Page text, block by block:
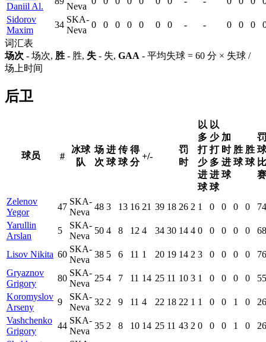
Daniil Al.
Neva
Sidorov
Maxim
34
SKA-
Neva
0 0 0 0 0 0 0 - - 0 0 0
词汇表
场次 - 场次, 胜 - 胜, 失 - 失, GAA - 平均失球 = 60 分 × 失球 /
场上时间
后卫
球员 #
冰球
队
场
次
进
球
传
球
得
分
+/-
罚
时
以
多
打
少
进
球
以
少
打
多
进
球
加
时
进
球
胜
球
胜
球
罚
球
比
赛
Zelenov
Yegor
47
SKA-
Neva
48 3 13 16 21 39 18 26 2 1 0 0 0 0
74
Yarullin
Arslan
5
SKA-
Neva
50 4 8 12 4 34 30 14 4 0 0 0 0 0 68
Lisov Nikita 60
SKA-
Neva
38 5 6 11 1 20 19 14 2 3 0 0 0 0
76
Gryaznov
Grigory
80
SKA-
Neva
25 4 7 11 14 25 11 10 3 1 0 0 0 0
55
Koromyslov
Arseny
9
SKA-
Neva
32 2 9 11 4 22 18 22 1 1 0 0 1 0
26
Vashchenko
Grigory
44
SKA-
Neva
35 2 8 10 14 25 11 43 2 0 0 0 1 0
26